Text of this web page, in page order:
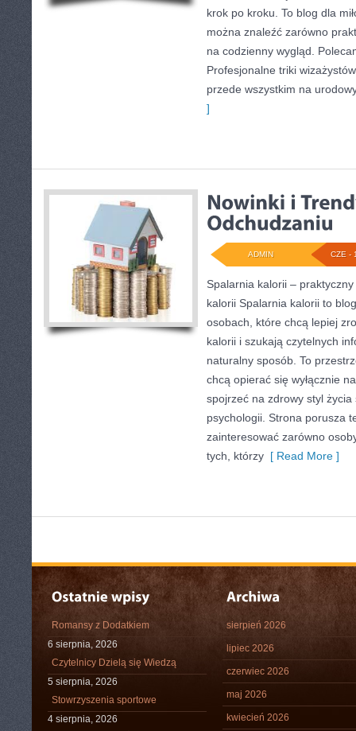
krok po kroku. To blog dla
można znaleźć zarówno
na codzienny wygląd.
Profesjonalne triki
przede wszystkim na
]
CZE -
ADMIN
Spalarnia kalorii –
kalorii Spalarnia kalorii to
osobach, które chcą lepiej
kalorii i szukają czytelnych
naturalny sposób. To
chcą opierać się wyłącznie
spojrzeć na zdrowy styl
psychologii. Strona porusza
zainteresować zarówno
tych, którzy [ Read More ]
Romansy z Dodatkiem
6 sierpnia, 2026
Czytelnicy Dzielą się Wiedzą
5 sierpnia, 2026
Stowrzyszenia sportowe
4 sierpnia, 2026
sierpień 2026
lipiec 2026
czerwiec 2026
maj 2026
kwiecień 2026